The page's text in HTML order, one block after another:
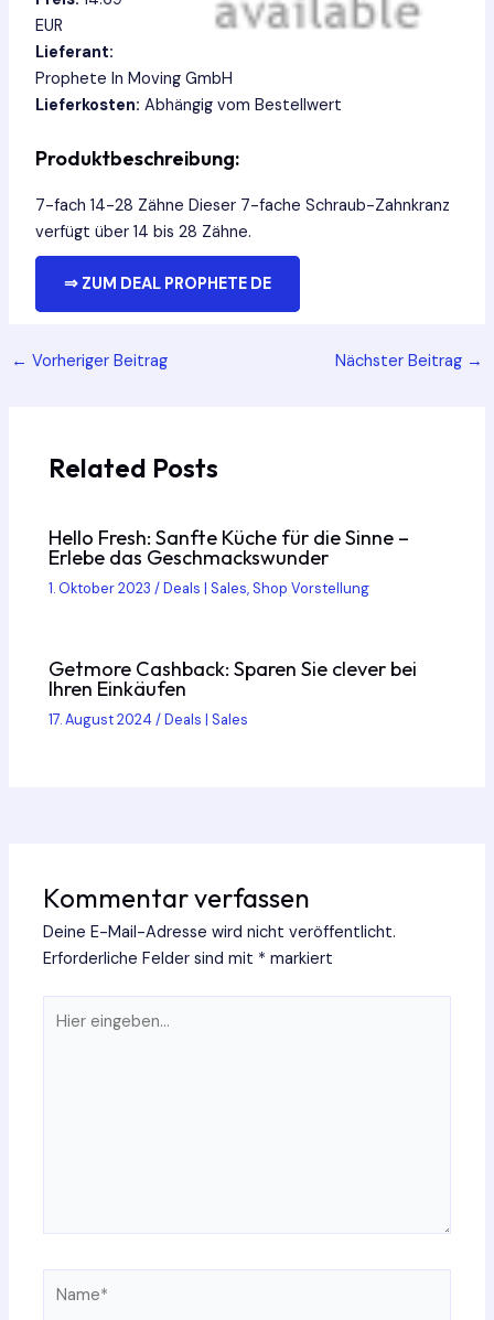
EUR
Lieferant:
Prophete In Moving GmbH
Lieferkosten: Abhängig vom Bestellwert
Produktbeschreibung:
7-fach 14-28 Zähne Dieser 7-fache Schraub-Zahnkranz
verfügt über 14 bis 28 Zähne.
⇒ ZUM DEAL PROPHETE DE
Post
← Vorheriger Beitrag Nächster Beitrag →
Related Posts
Hello Fresh: Sanfte Küche für die Sinne –
Erlebe das Geschmackswunder
1. Oktober 2023/Deals | Sales,Shop Vorstellung
Getmore Cashback: Sparen Sie clever bei
Ihren Einkäufen
17. August 2024/Deals | Sales
Kommentar verfassen
Deine E-Mail-Adresse wird nicht veröffentlicht.
Erforderliche Felder sind mit * markiert
eingeben…